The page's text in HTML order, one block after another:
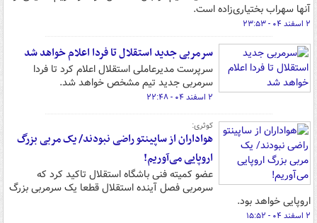
آنها سهراب بختیاری‌زاده است.
۲ اسفند ۰۴ - ۲۳:۵۳
سرمربی جدید استقلال تا فردا اعلام خواهد شد
سرپرست مدیرعاملی استقلال اعلام کرد تا فردا
سرمربی جدید تیم مشخص خواهد شد.
۲ اسفند ۰۴ - ۲۲:۴۸
کوثری:
هواداران از ساپینتو راضی نبودند/ یک مربی بزرگ
اروپایی می‌آوریم!
عضو کمیته فنی باشگاه استقلال تاکید کرد که
سرمربی فصل آینده استقلال قطعا یک سرمربی بزرگ
اروپایی خواهد بود.
۲ اسفند ۰۴ - ۱۵:۵۲